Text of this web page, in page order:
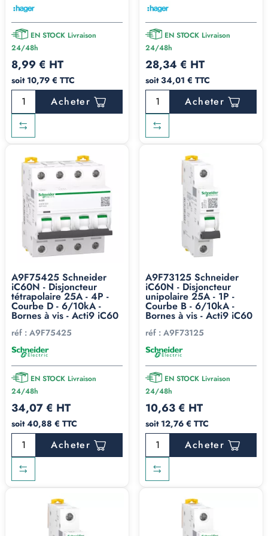
EN STOCK Livraison
24/48h
8,99 € HT
soit 10,79 € TTC
Acheter
EN STOCK Livraison
24/48h
28,34 € HT
soit 34,01 € TTC
Acheter
A9F75425 Schneider
iC60N - Disjoncteur
tétrapolaire 25A - 4P -
Courbe D - 6/10kA -
Bornes à vis - Acti9 iC60
réf : A9F75425
EN STOCK Livraison
24/48h
34,07 € HT
soit 40,88 € TTC
Acheter
A9F73125 Schneider
iC60N - Disjoncteur
unipolaire 25A - 1P -
Courbe B - 6/10kA -
Bornes à vis - Acti9 iC60
réf : A9F73125
EN STOCK Livraison
24/48h
10,63 € HT
soit 12,76 € TTC
Acheter